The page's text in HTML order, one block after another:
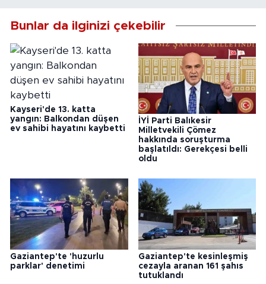
Bunlar da ilginizi çekebilir
Kayseri'de 13. katta
yangın: Balkondan düşen
ev sahibi hayatını kaybetti
İYİ Parti Balıkesir
Milletvekili Çömez
hakkında soruşturma
başlatıldı: Gerekçesi belli
oldu
Gaziantep'te 'huzurlu
parklar' denetimi
Gaziantep'te kesinleşmiş
cezayla aranan 161 şahıs
tutuklandı